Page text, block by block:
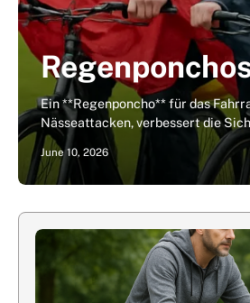
Ein **Regenponcho** für das
Nässeattacken, verbessert die
June 10, 2026